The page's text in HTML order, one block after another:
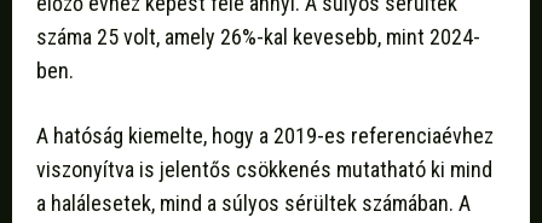
száma 25 volt, amely 26%-kal kevesebb, mint 2024-
ben.
A hatóság kiemelte, hogy a 2019-es referenciaévhez
viszonyítva is jelentős csökkenés mutatható ki mind
a halálesetek, mind a súlyos sérültek számában. A